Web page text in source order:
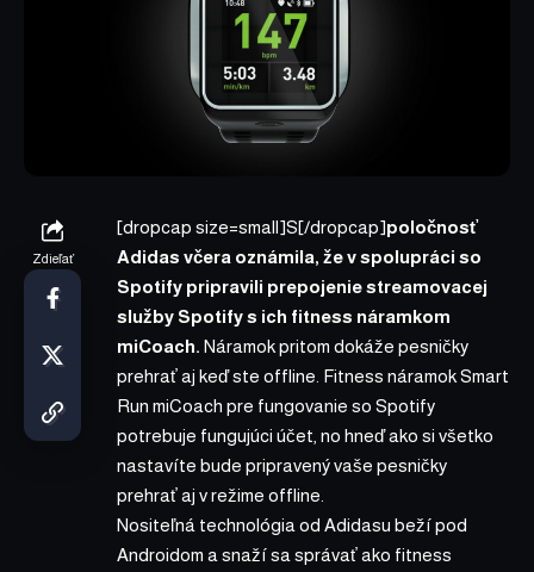
Zdieľať
[dropcap size=small]S[/dropcap]poločnosť
Adidas včera oznámila, že v spolupráci so
Spotify pripravili prepojenie streamovacej
služby Spotify s ich fitness náramkom
miCoach. Náramok pritom dokáže pesničky
prehrať aj keď ste offline. Fitness náramok Smart
Run miCoach pre fungovanie so Spotify
potrebuje fungujúci účet, no hneď ako si všetko
nastavíte bude pripravený vaše pesničky
prehrať aj v režime offline.
Nositeľná technológia od Adidasu beží pod
Androidom a snaží sa správať ako fitness